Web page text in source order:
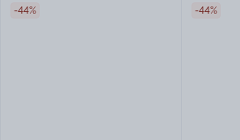
-44% -44%